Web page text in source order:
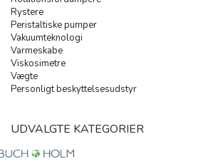
Rystere
Peristaltiske pumper
Vakuumteknologi
Varmeskabe
Viskosimetre
Vægte
Personligt beskyttelsesudstyr
UDVALGTE KATEGORIER